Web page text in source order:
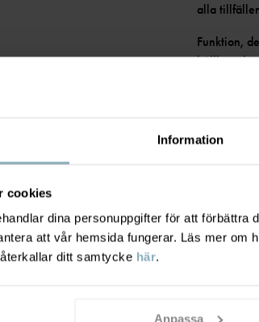
Information
cookies
dina personuppgifter för att förbättra
att vår hemsida fungerar. Läs mer om
ditt samtycke här.
Anpassa
alla
Funktion,
hållbara
kan ärvas
Nu har
hittar du